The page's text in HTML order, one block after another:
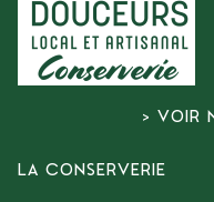
> VOIR
LA CONSERVERIE